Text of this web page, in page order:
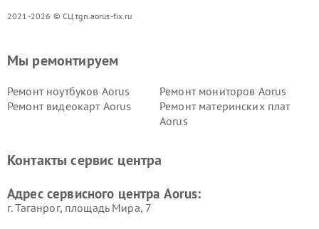
2021-2026 © СЦ tgn.aorus-fix.ru
Мы ремонтируем
Ремонт ноутбуков Aorus
Ремонт мониторов Aorus
Ремонт видеокарт Aorus
Ремонт материнских плат
Aorus
Контакты сервис центра
Адрес сервисного центра Aorus:
г. Таганрог, площадь Мира, 7